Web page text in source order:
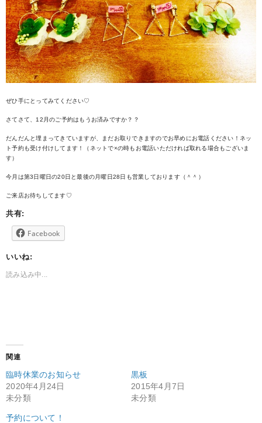
ぜひ手にとってみてください♡
さてさて、12月のご予約はもうお済みですか？？
だんだんと埋まってきていますが、まだお取りできますのでお早めにお電話ください！ネッ
ト予約も受け付けしてます！（ネットで×の時もお電話いただければ取れる場合もございま
す）
今月は第3日曜日の20日と最後の月曜日28日も営業しております（＾＾）
ご来店お待ちしてます♡
共有:
Facebook
いいね:
読み込み中...
関連
臨時休業のお知らせ
2020年4月24日
未分類
黒板
2015年4月7日
未分類
予約について！